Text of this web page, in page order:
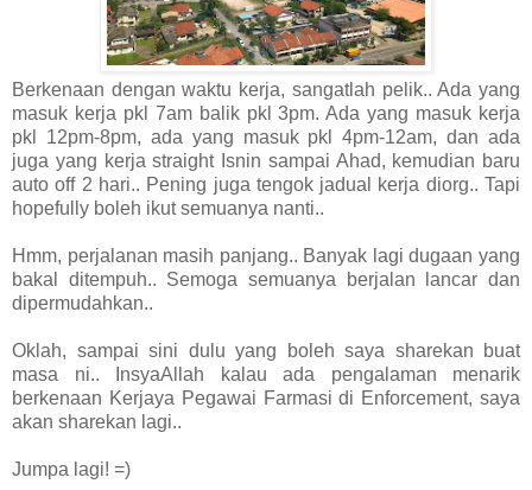
Berkenaan dengan waktu kerja, sangatlah pelik.. Ada yang
masuk kerja pkl 7am balik pkl 3pm. Ada yang masuk kerja
pkl 12pm-8pm, ada yang masuk pkl 4pm-12am, dan ada
juga yang kerja straight Isnin sampai Ahad, kemudian baru
auto off 2 hari.. Pening juga tengok jadual kerja diorg.. Tapi
hopefully boleh ikut semuanya nanti..
Hmm, perjalanan masih panjang.. Banyak lagi dugaan yang
bakal ditempuh.. Semoga semuanya berjalan lancar dan
dipermudahkan..
Oklah, sampai sini dulu yang boleh saya sharekan buat
masa ni.. InsyaAllah kalau ada pengalaman menarik
berkenaan Kerjaya Pegawai Farmasi di Enforcement, saya
akan sharekan lagi..
Jumpa lagi! =)